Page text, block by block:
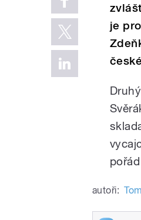
je
autoři: